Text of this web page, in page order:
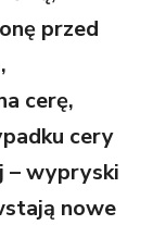
przed
cerę,
cery
– wypryski
nowe